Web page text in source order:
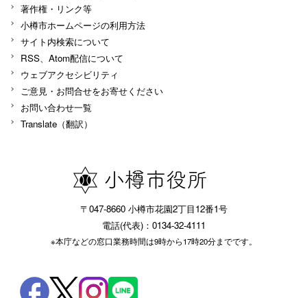
著作権・リンク等
小樽市ホームページの利用方法
サイト内検索について
RSS、Atom配信について
ウェブアクセシビリティ
ご意見・お問合せをお寄せください
お問い合わせ一覧
Translate（翻訳）
〒047-8660 小樽市花園2丁目12番1号
電話(代表)：0134-32-4111
※本庁などの窓口業務時間は9時から17時20分までです。